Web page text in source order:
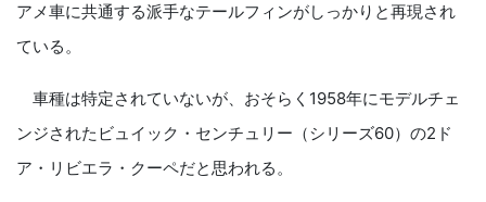
アメ車に共通する派手なテールフィンがしっかりと再現され
ている。
車種は特定されていないが、おそらく1958年にモデルチェ
ンジされたビュイック・センチュリー（シリーズ60）の2ド
ア・リビエラ・クーペだと思われる。